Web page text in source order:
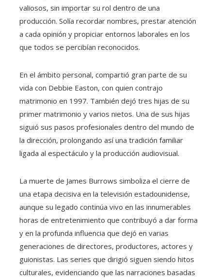
valiosos, sin importar su rol dentro de una
producción. Solía recordar nombres, prestar atención
a cada opinión y propiciar entornos laborales en los
que todos se percibían reconocidos.
En el ámbito personal, compartió gran parte de su
vida con Debbie Easton, con quien contrajo
matrimonio en 1997. También dejó tres hijas de su
primer matrimonio y varios nietos. Una de sus hijas
siguió sus pasos profesionales dentro del mundo de
la dirección, prolongando así una tradición familiar
ligada al espectáculo y la producción audiovisual.
La muerte de James Burrows simboliza el cierre de
una etapa decisiva en la televisión estadounidense,
aunque su legado continúa vivo en las innumerables
horas de entretenimiento que contribuyó a dar forma
y en la profunda influencia que dejó en varias
generaciones de directores, productores, actores y
guionistas. Las series que dirigió siguen siendo hitos
culturales, evidenciando que las narraciones basadas